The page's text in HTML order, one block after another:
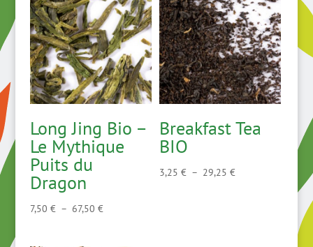
Long Jing Bio –
Le Mythique
Puits du
Dragon
7,50 € – 67,50 €Plage
Breakfast Tea
BIO
3,25€ – 29,25€